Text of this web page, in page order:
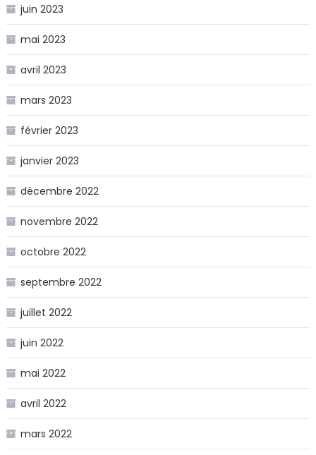
juin 2023
mai 2023
avril 2023
mars 2023
février 2023
janvier 2023
décembre 2022
novembre 2022
octobre 2022
septembre 2022
juillet 2022
juin 2022
mai 2022
avril 2022
mars 2022